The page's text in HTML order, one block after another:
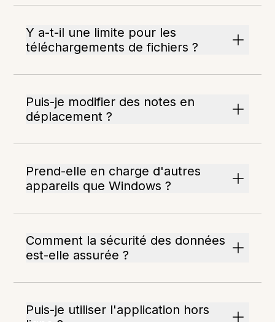
Y a-t-il une limite pour les
téléchargements de fichiers ?
Puis-je modifier des notes en
déplacement ?
Prend-elle en charge d'autres
appareils que Windows ?
Comment la sécurité des données
est-elle assurée ?
Puis-je utiliser l'application hors